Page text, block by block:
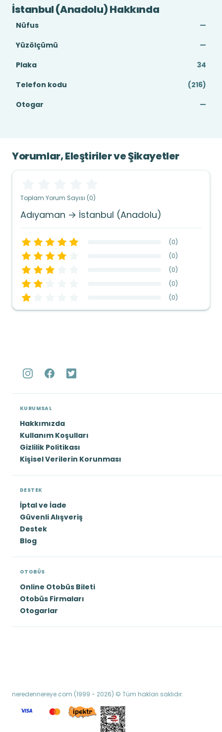
İstanbul (Anadolu) Hakkında
Nüfus
—
Yüzölçümü
—
Plaka
34
Telefon kodu
(216)
Otogar
—
Yorumlar, Eleştiriler ve Şikayetler
Toplam Yorum Sayısı (0)
Adıyaman → İstanbul (Anadolu)
(0)
(0)
(0)
(0)
(0)
KURUMSAL
Hakkımızda
Kullanım Koşulları
Gizlilik Politikası
Kişisel Verilerin Korunması
DESTEK
İptal ve İade
Güvenli Alışveriş
Destek
Blog
OTOBÜS
Online Otobüs Bileti
Otobüs Firmaları
Otogarlar
neredennereye.com (1999 - 2026) © Tüm hakları saklıdır.